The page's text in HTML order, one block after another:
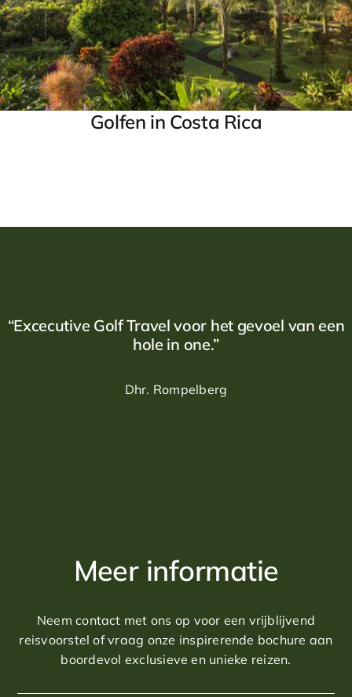
Golfen in Costa Rica
“Excecutive Golf Travel voor het gevoel van een
hole in one.”
Dhr. Rompelberg
Meer informatie
Neem contact met ons op voor een vrijblijvend
reisvoorstel of vraag onze inspirerende bochure aan
boordevol exclusieve en unieke reizen.